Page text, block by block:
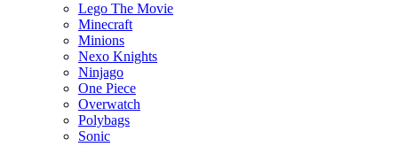
Lego The Movie
Minecraft
Minions
Nexo Knights
Ninjago
One Piece
Overwatch
Polybags
Sonic